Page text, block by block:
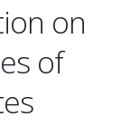
on
of